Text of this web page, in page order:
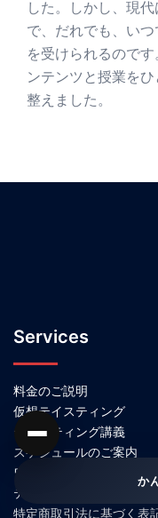
した。しかし、現
で、だれでも、い
を受けられるので
ンテンツと授業を
整えました。
Services
料金のご説明
仮想テイスティング
テイスティング講義
スケジュールのご案内
ワインブックススクール
テキスト一覧
特定商取引法に基づく表
か